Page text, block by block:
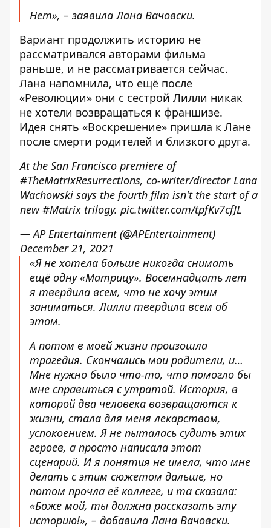
Нет», – заявила Лана Вачовски.
Вариант продолжить историю не
рассматривался авторами фильма
раньше, и не рассматривается сейчас.
Лана напомнила, что ещё после
«Революции» они с сестрой Лилли никак
не хотели возвращаться к франшизе.
Идея снять «Воскрешение» пришла к Лане
после смерти родителей и близкого друга.
At the San Francisco premiere of
#TheMatrixResurrections, co-writer/director Lana
Wachowski says the fourth film isn't the start of a
new#Matrix trilogy. pic.twitter.com/tpfKv7cfJL
— AP Entertainment (@APEntertainment)
December 21, 2021
«Я не хотела больше никогда снимать
ещё одну «Матрицу». Восемнадцать лет
я твердила всем, что не хочу этим
заниматься. Лилли твердила всем об
этом.
А потом в моей жизни произошла
трагедия. Скончались мои родители, и…
Мне нужно было что-то, что помогло бы
мне справиться с утратой. История, в
которой два человека возвращаются к
жизни, стала для меня лекарством,
успокоением. Я не пыталась судить этих
героев, а просто написала этот
сценарий. И я понятия не имела, что мне
делать с этим сюжетом дальше, но
потом прочла её коллеге, и та сказала:
«Боже мой, ты должна рассказать эту
историю!», – добавила Лана Вачовски.